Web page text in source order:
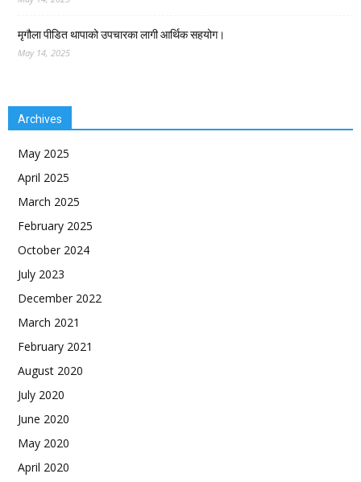
मृगौला पीडित थापाको उपचारका लागी आर्थिक सहयोग।
May 14, 2025
Archives
May 2025
April 2025
March 2025
February 2025
October 2024
July 2023
December 2022
March 2021
February 2021
August 2020
July 2020
June 2020
May 2020
April 2020